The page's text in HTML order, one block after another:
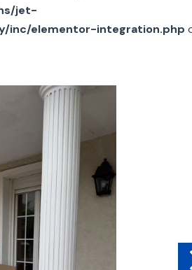
jet-
inc/elementor-integration.php